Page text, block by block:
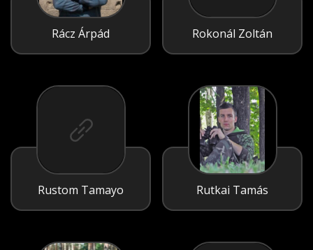
Rácz Árpád Rokonál Zoltán
Rustom Tamayo Rutkai Tamás